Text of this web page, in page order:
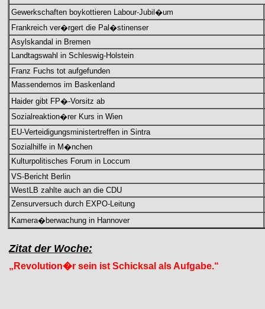
Gewerkschaften boykottieren Labour-Jubil�um
Frankreich ver�rgert die Pal�stinenser
Asylskandal in Bremen
Landtagswahl in Schleswig-Holstein
Franz Fuchs tot aufgefunden
Massendemos im Baskenland
Haider gibt FP�-Vorsitz ab
Sozialreaktion�rer Kurs in Wien
EU-Verteidigungsministertreffen in Sintra
Sozialhilfe in M�nchen
Kulturpolitisches Forum in Loccum
VS-Bericht Berlin
WestLB zahlte auch an die CDU
Zensurversuch durch EXPO-Leitung
Kamera�berwachung in Hannover
Zitat der Woche:
„Revolution�r sein ist Schicksal als Aufgabe.“